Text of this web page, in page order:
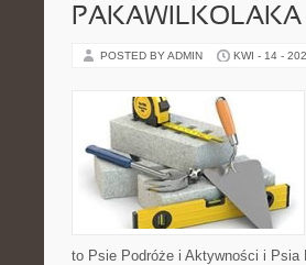
PAKAWILKOLAKA
POSTED BY ADMIN KWI - 14 -
to Psie Podróże i Aktywności i Psia